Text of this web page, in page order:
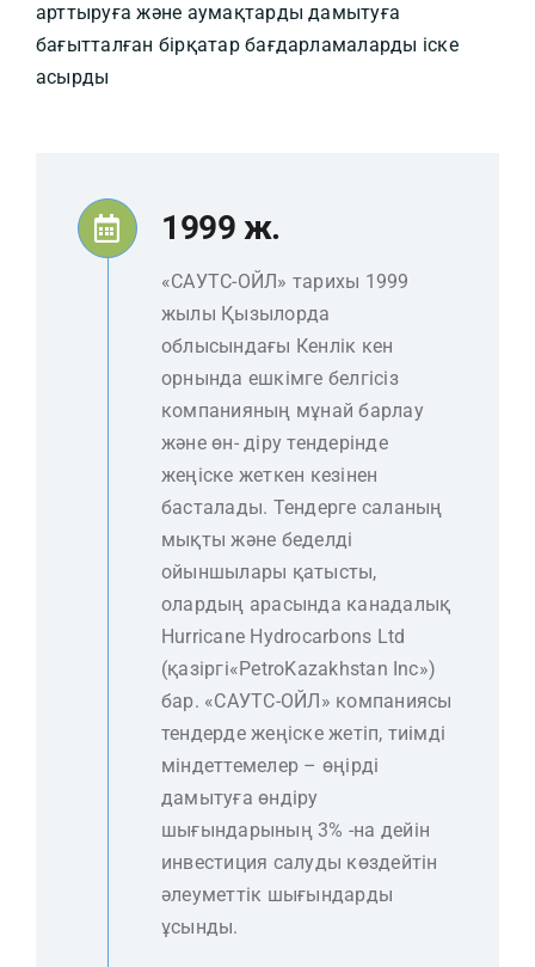
арттыруға және аумақтарды дамытуға
бағытталған бірқатар бағдарламаларды іске
асырды
1999 ж.
«САУТС-ОЙЛ» тарихы 1999
жылы Қызылорда
облысындағы Кенлік кен
орнында ешкімге белгісіз
компанияның мұнай барлау
және өн- діру тендерінде
жеңіске жеткен кезінен
басталады. Тендерге саланың
мықты және беделді
ойыншылары қатысты,
олардың арасында канадалық
Hurricane Hydrocarbons Ltd
(қазіргі«PetroKazakhstan Inc»)
бар. «САУТС-ОЙЛ» компаниясы
тендерде жеңіске жетіп, тиімді
міндеттемелер – өңірді
дамытуға өндіру
шығындарының 3% -на дейін
инвестиция салуды көздейтін
әлеуметтік шығындарды
ұсынды.